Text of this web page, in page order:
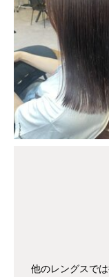
他のレングスで